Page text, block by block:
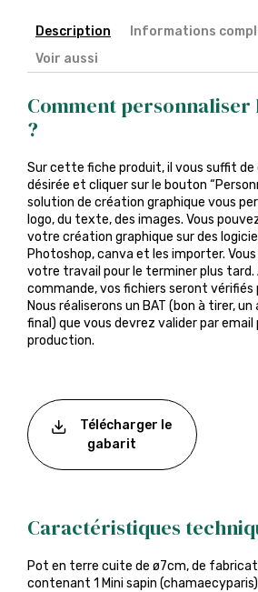
Description
Informations
Voir aussi
Comment personnaliser
?
Sur cette fiche produit, il vous suffit
désirée et cliquer sur le bouton
solution de création graphique vous
logo, du texte, des images. Vous
votre création graphique sur des
Photoshop, canva et les importer.
votre travail pour le terminer plus tard.
commande, vos fichiers seront vérifiés
Nous réaliserons un BAT (bon à tirer,
final) que vous devrez valider par email
production.
Télécharger le
gabarit
Caractéristiques
Pot en terre cuite de ø7cm, de
contenant 1 Mini sapin (chamaecyparis)